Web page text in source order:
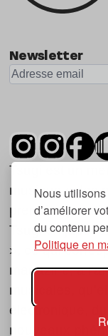
Nous
d’améliorer
du contenu
Politique en
Newsletter
Tsugi est un
musique et les
première
Tsugi en
», ce qui
magazine, à
musicales,
électronique,
nouveaux